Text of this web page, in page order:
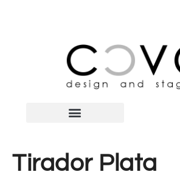
Tirador Plata